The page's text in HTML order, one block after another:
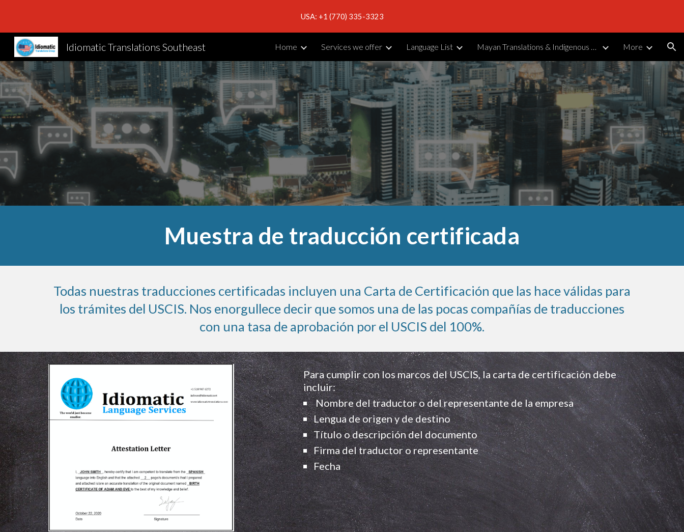
USA: +1 (770) 335-3323
Idiomatic Translations Southeast Home Services we offer Language List Mayan Translations & Indigenous Languages More
Muestra de traducción certificada
Todas nuestras traducciones certificadas incluyen una Carta de Certificación que las hace válidas para
los trámites del USCIS. Nos enorgullece decir que somos una de las pocas compañías de traducciones
con una tasa de aprobación por el USCIS del 100%.
Para cumplir con los marcos del USCIS, la carta de certificación debe
incluir:
Nombre del traductor o del representante de la empresa
Lengua de origen y de destino
Título o descripción del documento
Firma del traductor o representante
Fecha